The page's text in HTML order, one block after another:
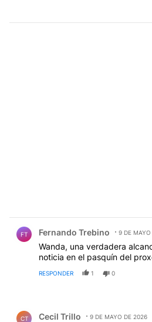
FT Fernando Trebino 9 DE
Wanda, una verdadera
noticia en el pasquín del
RESPONDER 1 0
CT Cecil Trillo 9 DE MAYO DE 2026